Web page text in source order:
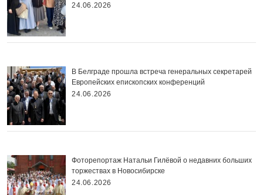
24.06.2026
В Белграде прошла встреча генеральных секретарей
Европейских епископских конференций
24.06.2026
Фоторепортаж Натальи Гилёвой о недавних больших
торжествах в Новосибирске
24.06.2026